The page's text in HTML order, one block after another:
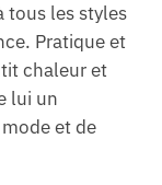
tous les styles
Pratique et
chaleur et
lui un
et de